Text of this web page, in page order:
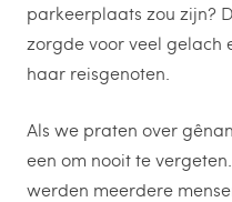
parkeerplaats zou zijn?
zorgde voor veel gelach
haar reisgenoten.
Als we praten over
een om nooit te
werden meerdere